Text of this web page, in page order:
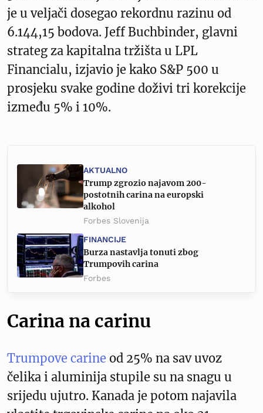
je u veljači dosegao rekordnu razinu od
6.144,15 bodova. Jeff Buchbinder, glavni
strateg za kapitalna tržišta u LPL
Financialu, izjavio je kako S&P 500 u
prosjeku svake godine doživi tri korekcije
između 5% i 10%.
AKTUALNO
Trump zgrozio najavom 200-
postotnih carina na europski
alkohol
Forbes Slovenija
FINANCIJE
Burza nastavlja tonuti zbog
Trumpovih carina
Forbes
Carina na carinu
Trumpove carine od 25% na sav uvoz
čelika i aluminija stupile su na snagu u
srijedu ujutro. Kanada je potom najavila